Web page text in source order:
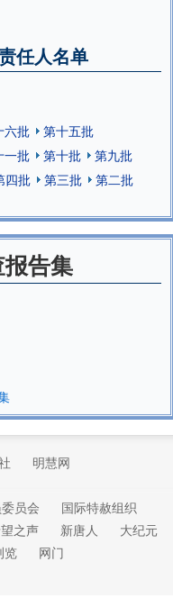
任人名单
六批
第十五批
一批 第十批
第九批
四批 第三批
第二批
告集
明慧网
员会
国际特赦组织
之声 新唐人
大纪元
览
网门